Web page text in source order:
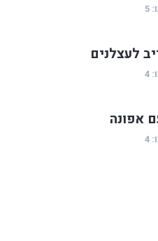
5
לעצלנים
4
אפונה
4